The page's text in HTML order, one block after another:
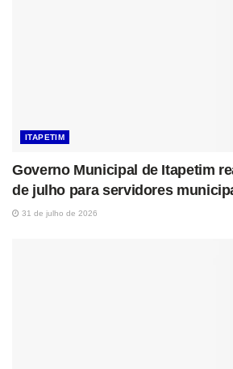
ITAPETIM
Governo Municipal de Itapetim
de julho para servidores
31 de julho de 2026